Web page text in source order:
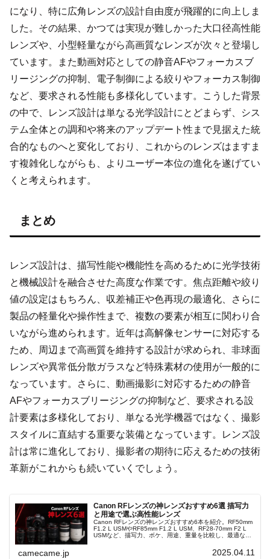
になり、特に広角レンズの設計自由度が飛躍的に向上しま
した。その結果、かつては実現が難しかった大口径高性能
レンズや、小型軽量ながら高画質なレンズが次々と登場し
ています。また動画対応としての静音AFやフォーカスブ
リージングの抑制、電子制御による絞りやフォーカス制御
など、要求される性能も多様化しています。こうした背景
の中で、レンズ設計は単なる光学設計にとどまらず、シス
テム全体との調和や将来のアップデート性まで見据えた統
合的なものへと変化しており、これからのレンズはますま
す複雑化しながらも、よりユーザー本位の進化を遂げてい
くと考えられます。
まとめ
レンズ設計は、描写性能や機能性を高めるために光学技術
と機械設計を融合させた高度な作業です。焦点距離や絞り
値の設定はもちろん、収差補正や色再現の最適化、さらに
製品の軽量化や操作性まで、複数の要素が相互に関わり合
いながら進められます。近年は高解像センサーに対応する
ため、周辺まで高画質を維持する設計が求められ、非球面
レンズや異常低分散ガラスなど特殊素材の使用が一般的に
なっています。さらに、動画撮影に対応するための静音
AFやフォーカスブリージングの抑制など、要求される設
計要素は多様化しており、単なる光学機器ではなく、撮影
スタイルに直結する重要な装備となっています。レンズ設
計は常に進化しており、撮影者の期待に応えるための技術
革新がこれからも続いていくでしょう。
Canon RFレンズの神レンズおすすめ6選 描写力
と用途で選ぶ高性能レンズ
Canon RFレンズの神レンズおすすめ6本を紹介。RF50mm
F1.2 L USMやRF85mm F1.2 L USM、RF28-70mm F2 L
USMなど、描写力、ボケ、用途、重量を比較し、最適な一
camecame.jp 2025.04.11